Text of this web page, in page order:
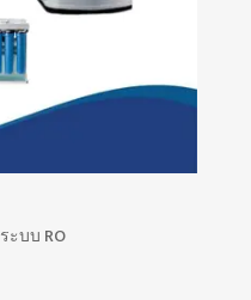
ะบบ RO